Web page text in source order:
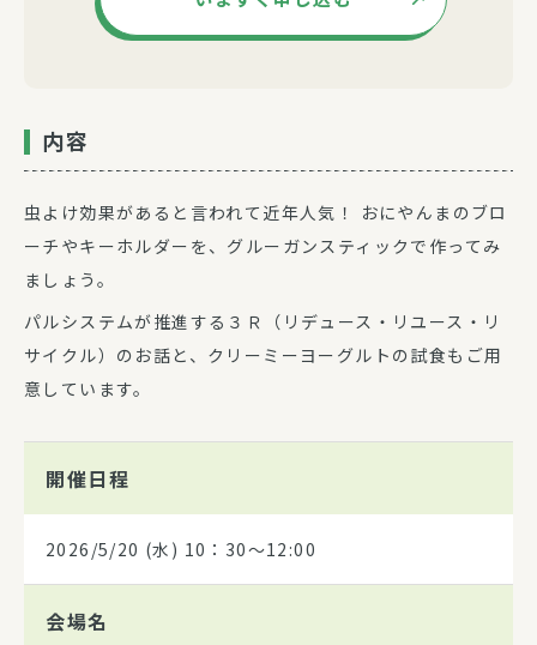
内容
虫よけ効果があると言われて近年人気！ おにやんまのブロ
ーチやキーホルダーを、グルーガンスティックで作ってみ
ましょう。
パルシステムが推進する３Ｒ（リデュース・リユース・リ
サイクル）のお話と、クリーミーヨーグルトの試食もご用
意しています。
開催日程
2026/5/20 (水) 10：30～12:00
会場名